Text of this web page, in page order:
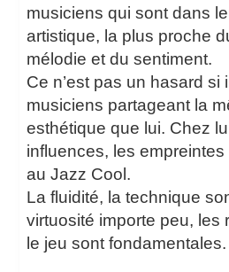
musiciens qui sont dans
artistique, la plus proche
mélodie et du sentiment.
Ce n’est pas un hasard si
musiciens partageant la
esthétique que lui. Chez
influences, les
au Jazz Cool.
La fluidité, la technique
virtuosité importe peu, les
le jeu sont fondamentales.